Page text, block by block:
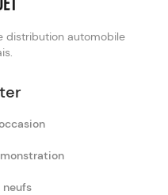
distribution automobile
neufs